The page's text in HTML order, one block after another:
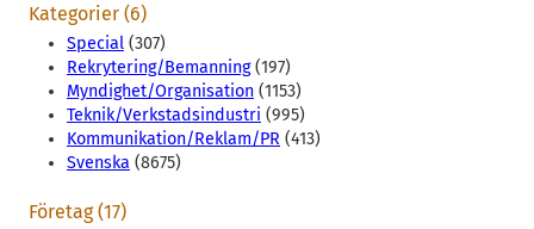
Kategorier (6)
Special (307)
Rekrytering/Bemanning(197)
Myndighet/Organisation (1153)
Teknik/Verkstadsindustri (995)
Kommunikation/Reklam/PR (413)
Svenska (8675)
Företag (17)